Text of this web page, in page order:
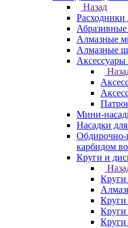
Назад
Расходники
Алмазные
Алмазные
Аксессуары
Мини-
Насадки
карбидом
Круги и
Круги
Круги
Круги
Круги